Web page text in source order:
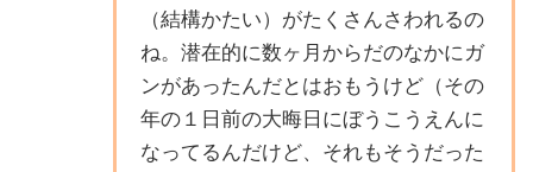
（結構かたい）がたくさんさわれるの
ね。潜在的に数ヶ月からだのなかにガ
ンがあったんだとはおもうけど（その
年の１日前の大晦日にぼうこうえんに
なってるんだけど、それもそうだった